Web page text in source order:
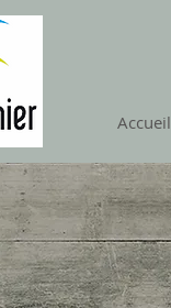
Accueil